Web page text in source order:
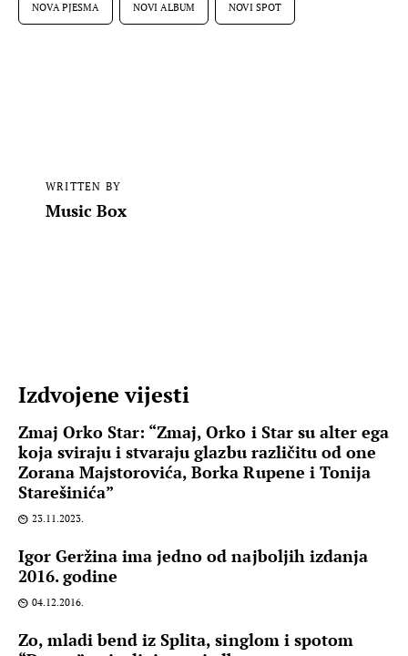
NOVA PJESMA NOVI ALBUM NOVI SPOT
WRITTEN BY
Music Box
Izdvojene vijesti
Zmaj Orko Star: “Zmaj, Orko i Star su alter ega
koja sviraju i stvaraju glazbu različitu od one
Zorana Majstorovića, Borka Rupene i Tonija
Starešinića”
23.11.2023.
Igor Geržina ima jedno od najboljih izdanja
2016. godine
04.12.2016.
Zo, mladi bend iz Splita, singlom i spotom